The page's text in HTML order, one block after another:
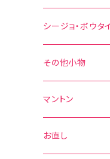
その他の柄
花柄
無地
その他の柄
水玉
花柄
無地
その他の柄
シージョ・ボウタ
シージョ
水玉
花柄
ボウタイ
水玉
その他小物
エプロン
ベルト
マントン
お直し